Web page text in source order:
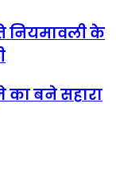
नियमावली के
का बने सहारा